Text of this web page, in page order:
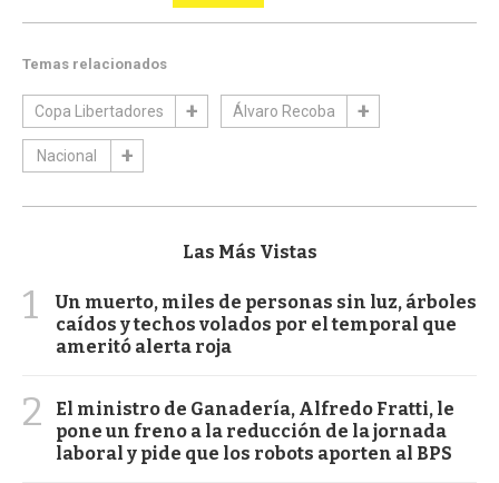
Temas relacionados
Copa Libertadores Álvaro Recoba
Nacional
Las Más Vistas
1
Un muerto, miles de personas sin luz, árboles
caídos y techos volados por el temporal que
ameritó alerta roja
2
El ministro de Ganadería, Alfredo Fratti, le
pone un freno a la reducción de la jornada
laboral y pide que los robots aporten al BPS